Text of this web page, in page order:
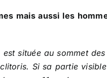
mais aussi les
située au sommet
Si sa partie